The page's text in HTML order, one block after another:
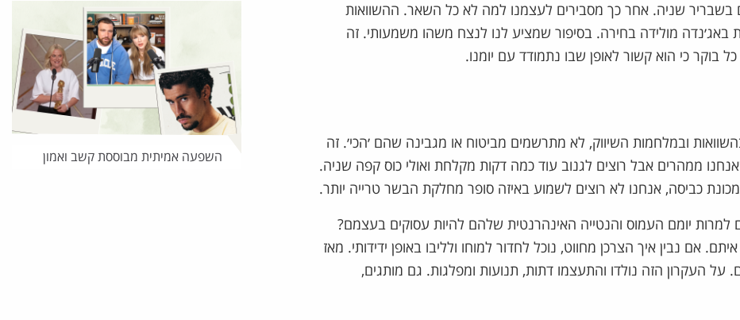
בשבריר שניה. אחר כך מסבירים לעצמנו למה לא כל השאר. ההשוואות
מולידה בחירה. בסיפור שמציע לנו לנצח משהו משמעותי. זה
בוקר כי הוא קשור לאופן שבו נתמודד עם יומנו.
ובמלחמות השיווק, לא מתרשמים מביטוח או מגבינה שהם ׳הכי׳. זה
ממהרים אבל רוצים לגנוב עוד כמה דקות מקלחת ואולי כוס קפה שניה.
כביסה, אנחנו לא רוצים לשמוע באיזה סופר מחלקת הבשר טרייה יותר.
למרות יומם העמוס והנטייה האינהרנטית שלהם להיות עסוקים בעצמם?
אם נבין איך הצרכן מחווט, נוכל לחדור למוחו ולליבו באופן ידידותי. מאז
העקרון הזה נולדו והתעצמו דתות, תנועות ומפלגות. גם מותגים,
השפעה אמיתית מבוססת קשב ואמון